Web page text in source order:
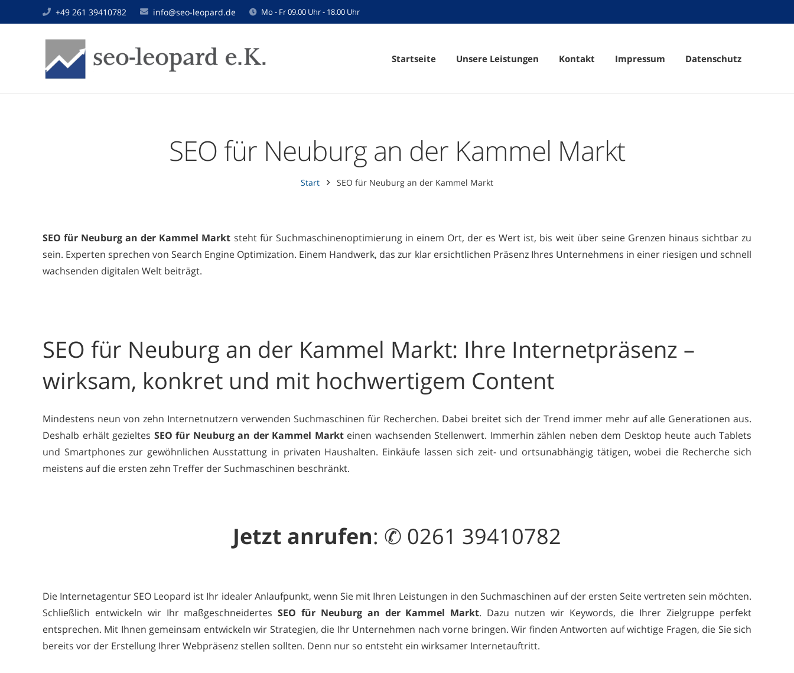
+49 261 39410782 info@seo-leopard.de Mo - Fr 09.00 Uhr - 18.00 Uhr
Startseite Unsere Leistungen Kontakt Impressum Datenschutz
SEO für Neuburg an der Kammel Markt
Start SEO für Neuburg an der Kammel Markt
SEO für Neuburg an der Kammel Markt steht für Suchmaschinenoptimierung in einem Ort, der es Wert ist, bis weit über seine Grenzen hinaus sichtbar zu
sein. Experten sprechen von Search Engine Optimization. Einem Handwerk, das zur klar ersichtlichen Präsenz Ihres Unternehmens in einer riesigen und schnell
wachsenden digitalen Welt beiträgt.
SEO für Neuburg an der Kammel Markt: Ihre Internetpräsenz –
wirksam, konkret und mit hochwertigem Content
Mindestens neun von zehn Internetnutzern verwenden Suchmaschinen für Recherchen. Dabei breitet sich der Trend immer mehr auf alle Generationen aus.
Deshalb erhält gezieltes SEO für Neuburg an der Kammel Markteinen wachsenden Stellenwert. Immerhin zählen neben dem Desktop heute auch Tablets
und Smartphones zur gewöhnlichen Ausstattung in privaten Haushalten. Einkäufe lassen sich zeit- und ortsunabhängig tätigen, wobei die Recherche sich
meistens auf die ersten zehn Treffer der Suchmaschinen beschränkt.
Jetzt anrufen: ✆ 0261 39410782
Die Internetagentur SEO Leopard ist Ihr idealer Anlaufpunkt, wenn Sie mit Ihren Leistungen in den Suchmaschinen auf der ersten Seite vertreten sein möchten.
Schließlich entwickeln wir Ihr maßgeschneidertesSEO für Neuburg an der Kammel Markt. Dazu nutzen wir Keywords, die Ihrer Zielgruppe perfekt
entsprechen. Mit Ihnen gemeinsam entwickeln wir Strategien, die Ihr Unternehmen nach vorne bringen. Wir finden Antworten auf wichtige Fragen, die Sie sich
bereits vor der Erstellung Ihrer Webpräsenz stellen sollten. Denn nur so entsteht ein wirksamer Internetauftritt.